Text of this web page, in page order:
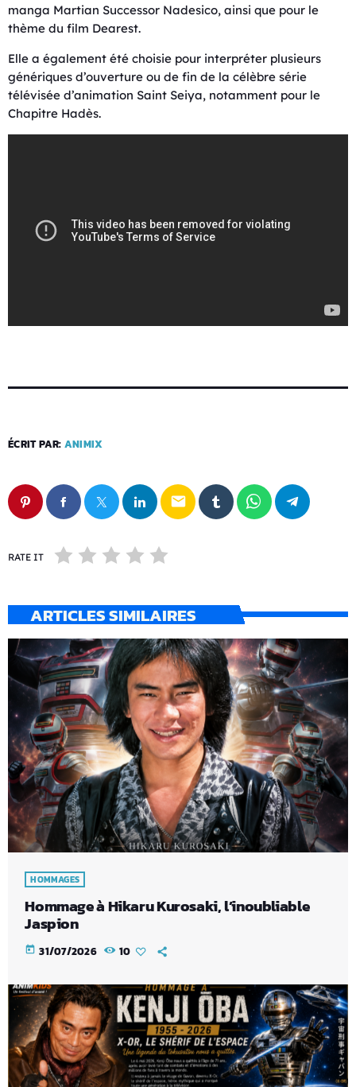
manga Martian Successor Nadesico, ainsi que pour le
thème du film Dearest.
Elle a également été choisie pour interpréter plusieurs
génériques d’ouverture ou de fin de la célèbre série
télévisée d’animation Saint Seiya, notamment pour le
Chapitre Hadès.
ÉCRIT PAR: ANIMIX
email
RATE IT
ARTICLES SIMILAIRES
HOMMAGES
Hommage à Hikaru Kurosaki, l’inoubliable
Jaspion
today 31/07/2026 10